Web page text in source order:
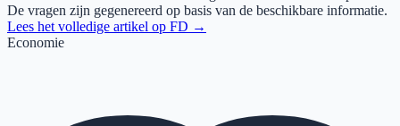
De vragen zijn gegenereerd op basis van de beschikbare informatie.
Lees het volledige artikel op FD →
Economie